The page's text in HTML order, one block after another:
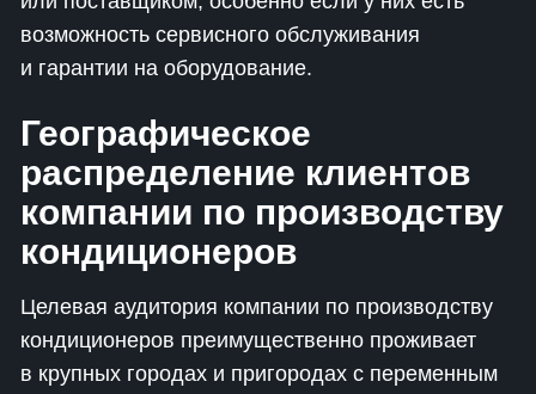
возможность сервисного обслуживания
и гарантии на оборудование.
Географическое
распределение клиентов
компании по производству
кондиционеров
Целевая аудитория компании по производству
кондиционеров преимущественно проживает
в крупных городах и пригородах с переменным